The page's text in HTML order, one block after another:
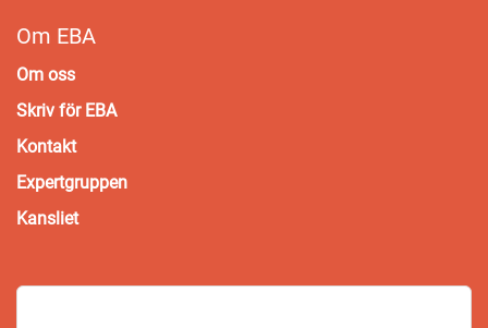
Om EBA
Om oss
Skriv för EBA
Kontakt
Expertgruppen
Kansliet